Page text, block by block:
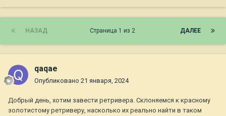
НАЗАД ДАЛЕЕ
Страница 1 из 2
qaqae
Опубликовано 21 января, 2024
Добрый день, хотим завести ретривера. Склоняемся к красному
золотистому ретриверу, насколько их реально найти в таком